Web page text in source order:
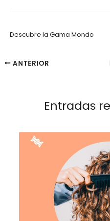
Descubre la Gama Mondo
ANTERIOR
Entradas